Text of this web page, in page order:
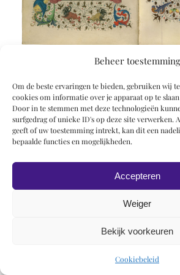
Beheer toestemming
Om de beste ervaringen te bieden, gebruiken wij
cookies om informatie over je apparaat op te
Door in te stemmen met deze technologieën
surfgedrag of unieke ID's op deze site verwerken.
geeft of uw toestemming intrekt, kan dit een
bepaalde functies en mogelijkheden.
Accepteren
Weiger
Bekijk voorkeuren
Cookiebeleid
© 2019 Roel Wiechers | Powered by